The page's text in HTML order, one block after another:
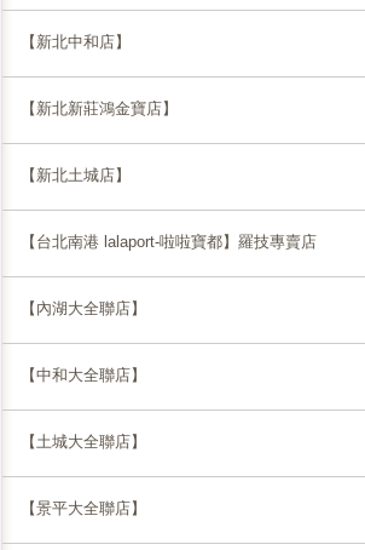
【新北中和店】
【新北新莊鴻金寶店】
【新北土城店】
【台北南港 lalaport-啦啦寶都】羅技專賣店
【內湖大全聯店】
【中和大全聯店】
【土城大全聯店】
【景平大全聯店】